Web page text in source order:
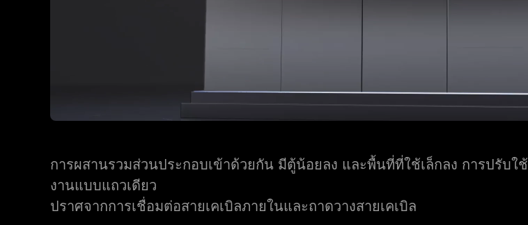
การผสานรวมส่วนประกอบเข้าด้วยกัน มีตู้น้อยลง และพื้นที่ที่ใช้เล็กลง การปรับใช้
งานแบบแถวเดียว
ปราศจากการเชื่อมต่อสายเคเบิลภายในและถาดวางสายเคเบิล